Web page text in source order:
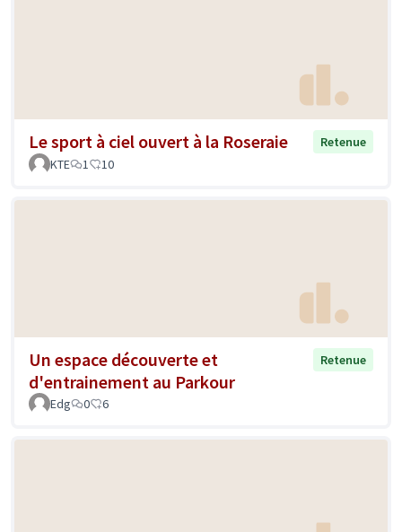
Le sport à ciel ouvert à la Roseraie
Retenue
KTE
1 10
Un espace découverte et
d'entrainement au Parkour
Retenue
Edg 0 6